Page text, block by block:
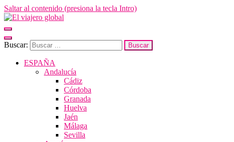
Saltar al contenido (presiona la tecla Intro)
Buscar:
ESPAÑA
Andalucía
Cádiz
Córdoba
Granada
Huelva
Jaén
Málaga
Sevilla